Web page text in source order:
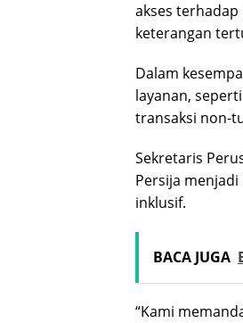
akses terhadap
keterangan
Dalam
layanan,
transaksi non-
Sekretaris
Persija
inklusif.
BACA JUGA
“Kami